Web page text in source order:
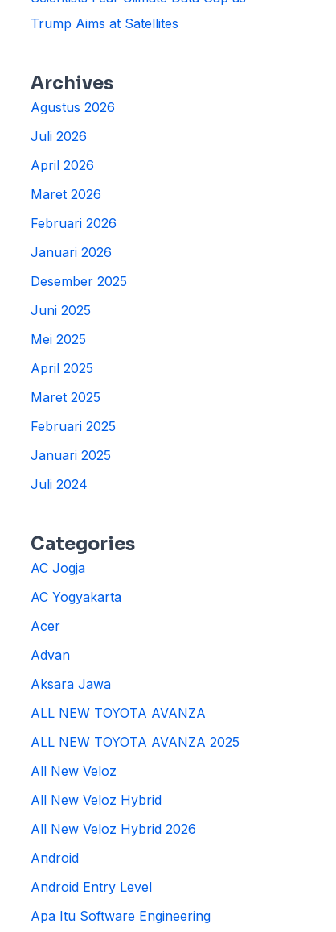
Trump Aims at Satellites
Archives
Agustus 2026
Juli 2026
April 2026
Maret 2026
Februari 2026
Januari 2026
Desember 2025
Juni 2025
Mei 2025
April 2025
Maret 2025
Februari 2025
Januari 2025
Juli 2024
Categories
AC Jogja
AC Yogyakarta
Acer
Advan
Aksara Jawa
ALL NEW TOYOTA AVANZA
ALL NEW TOYOTA AVANZA 2025
All New Veloz
All New Veloz Hybrid
All New Veloz Hybrid 2026
Android
Android Entry Level
Apa Itu Software Engineering